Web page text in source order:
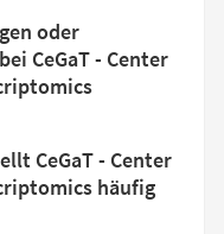
oder
CeGaT - Center
CeGaT - Center
häufig